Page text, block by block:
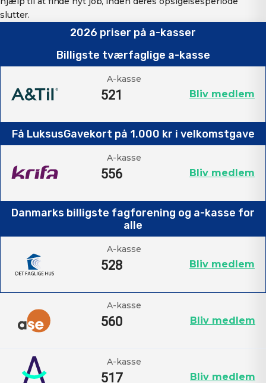
slutter.
2026 priser på a-kasser
Billigste tværfaglige a-kasse
A-kasse
521 Bliv medlem
Få LuksusGavekort på 1.000 kr i velkomstgave
A-kasse
556 Bliv medlem
Danmarks billigste fagforening og a-kasse for
alle
A-kasse
528 Bliv medlem
A-kasse
560 Bliv medlem
A-kasse
517 Bliv medlem